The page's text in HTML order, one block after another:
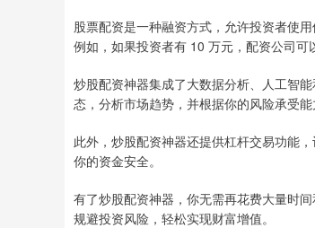
股票配资是一种融资方式，允许投资者使
例如，如果投资者有 10 万元，配资公司可
炒股配资神器集成了大数据分析、人工智
态，分析市场趋势，并根据你的风险承受
此外，炒股配资神器还提供杠杆交易功能
你的资金安全。
有了炒股配资神器，你无需再花费大量时
规避投资风险，轻松实现财富增值。